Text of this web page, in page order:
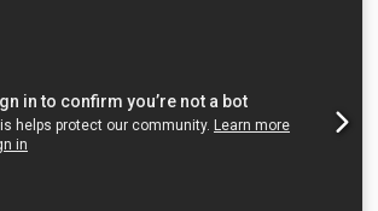
Ds Adheha Tipo: GA37 VSD+
ser inspecionado no local, em Kiel, e
mediante agendamento prévio.